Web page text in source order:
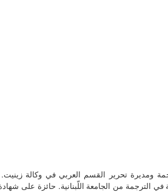
ومديرة تحرير القسم العربي في وكالة
الترجمة من الجامعة اللّبنانية. حائزة على شهادة